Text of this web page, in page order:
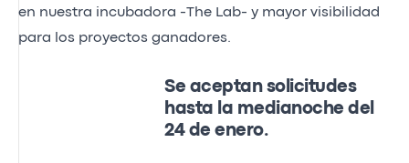
en nuestra incubadora -The Lab- y mayor visibilidad
para los proyectos ganadores.
Se aceptan solicitudes
hasta la medianoche del
24 de enero.